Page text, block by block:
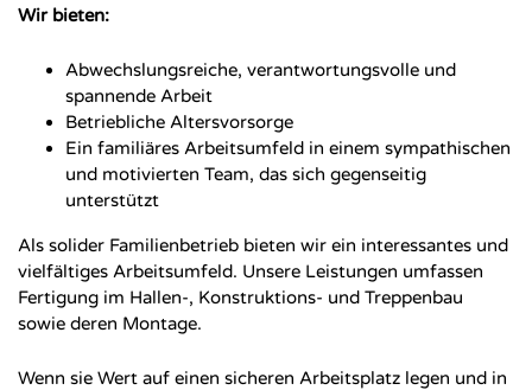
Wir bieten:
Abwechslungsreiche, verantwortungsvolle und
spannende Arbeit
Betriebliche Altersvorsorge
Ein familiäres Arbeitsumfeld in einem sympathischen
und motivierten Team, das sich gegenseitig
unterstützt
Als solider Familienbetrieb bieten wir ein interessantes und
vielfältiges Arbeitsumfeld. Unsere Leistungen umfassen
Fertigung im Hallen-, Konstruktions- und Treppenbau
sowie deren Montage.
Wenn sie Wert auf einen sicheren Arbeitsplatz legen und in